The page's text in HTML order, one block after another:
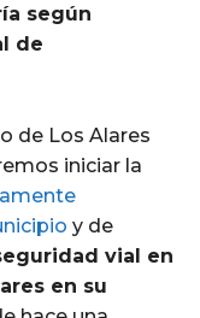
según
de
de Los Alares
iniciar la
y de
vial en
en su